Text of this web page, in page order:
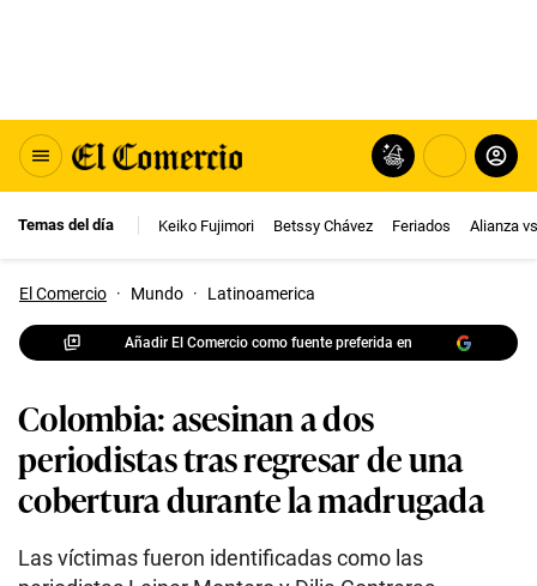
Temas del día Keiko Fujimori Betssy Chávez Feriados Alianza
El Comercio · Mundo · Latinoamerica
Añadir El Comercio como fuente preferida en
Colombia: asesinan a dos
periodistas tras regresar de una
cobertura durante la madrugada
Las víctimas fueron identificadas como las